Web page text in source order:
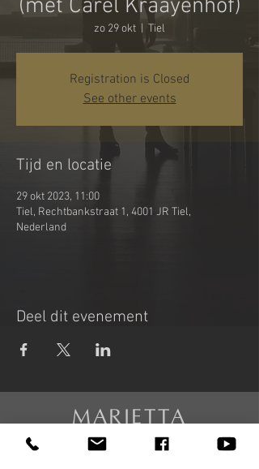
(met Carel Kraayenhof)
zo 29 okt Tiel
Registration is Closed
See other events
Tijd en locatie
29 okt 2023, 11:00
Tiel, Rechtbankstraat 1, 4001 JR Tiel,
Nederland
Deel dit evenement
MARIETTA
PETKOVA